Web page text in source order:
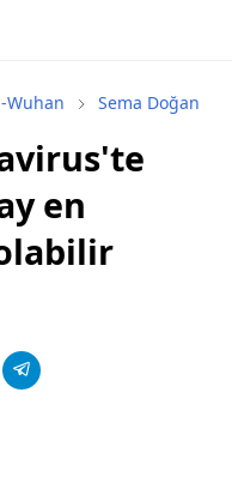
Wuhan Sema Doğan
en